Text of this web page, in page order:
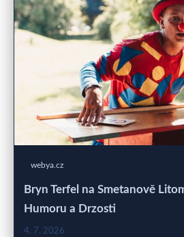
webya.cz
Bryn Terfel na Smetanově
Humoru a Drzosti
4. 7. 2026